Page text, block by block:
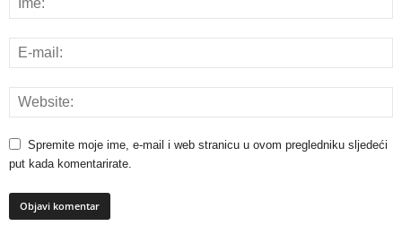
Spremite moje ime, e-mail i web stranicu u ovom pregledniku sljedeći
put kada komentarirate.